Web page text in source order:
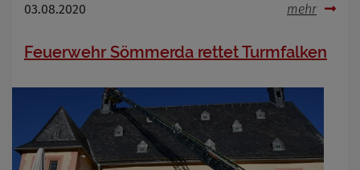
03.08.2020 mehr
Feuerwehr Sömmerda rettet Turmfalken